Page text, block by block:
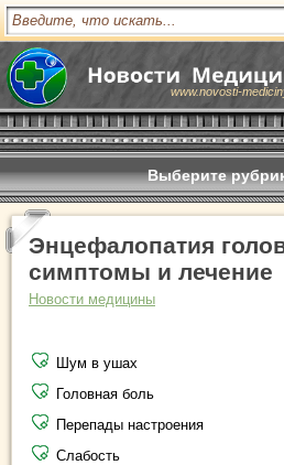
www.novosti-
Выберите
Энцефалопатия
симптомы и лечение
Новости медицины
Шум в ушах
Головная боль
Перепады настроения
Слабость